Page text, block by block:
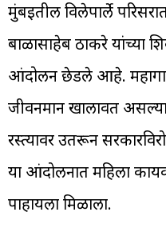
मुंबईतील विलेपार्ले
बाळासाहेब ठाकरे यांच्या
आंदोलन छेडले आहे.
जीवनमान खालावत
रस्त्यावर उतरून
या आंदोलनात महिला
पाहायला मिळाला.